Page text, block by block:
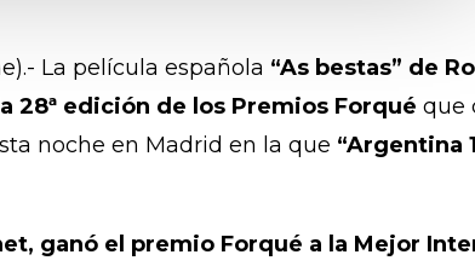
La película española “As bestas” de
28ª edición de los Premios Forqué que
noche en Madrid en la que “Argentina
ganó el premio Forqué a la Mejor